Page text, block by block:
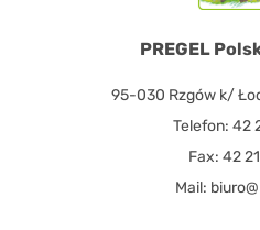
PREGEL
95-030 Rzgów k/
Telefon: 42
Fax: 42
Mail: